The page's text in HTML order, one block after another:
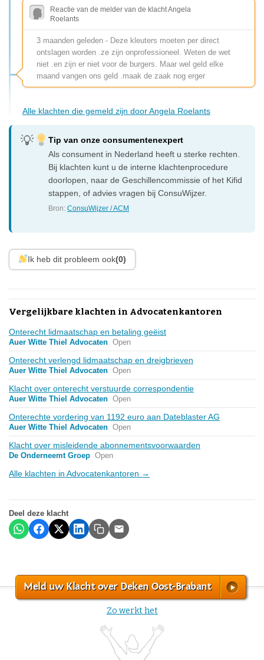
Reactie van de melder van de klacht Angela
Roelants
3 maanden geleden - Deze kleuters moeten per direct
ontslagen worden .ze zijn onprofessioneel. Weten de wet
niet .en zijn er niet voor de burgers. Maar wel geld elke
maand vangen ons geld .maak de zaak nog erger
Alle klachten die gemeld zijn door Angela Roelants
Tip van onze consumentenexpert
Als consument in Nederland heeft u sterke rechten.
Bij klachten kunt u de interne klachtenprocedure
doorlopen, naar de Geschillencommissie of het Kifid
stappen, of advies vragen bij ConsuWijzer.
Bron:ConsuWijzer / ACM
Ik heb dit probleem ook(0)
Vergelijkbare klachten in Advocatenkantoren
Onterecht lidmaatschap en betaling geëist
Auer Witte Thiel Advocaten Open
Onterecht verlengd lidmaatschap en dreigbrieven
Auer Witte Thiel Advocaten Open
Klacht over onterecht verstuurde correspondentie
Auer Witte Thiel Advocaten Open
Onterechte vordering van 1192 euro aan Dateblaster AG
Auer Witte Thiel Advocaten Open
Klacht over misleidende abonnementsvoorwaarden
De Onderneemt Groep Open
Alle klachten in Advocatenkantoren →
Deel deze klacht
Meld uw Klacht over Deken Oost-Brabant
Zo werkt het